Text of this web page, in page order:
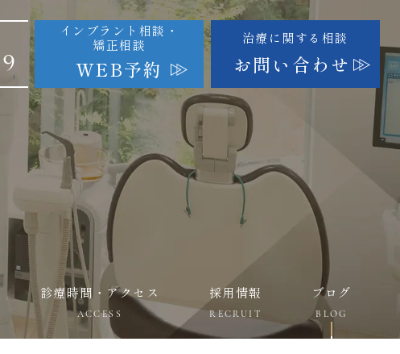
インプラント相談・
矯正相談
WEB予約
治療に関する相談
お問い合わせ
診療時間・アクセス
ACCESS
採用情報
RECRUIT
ブログ
BLOG